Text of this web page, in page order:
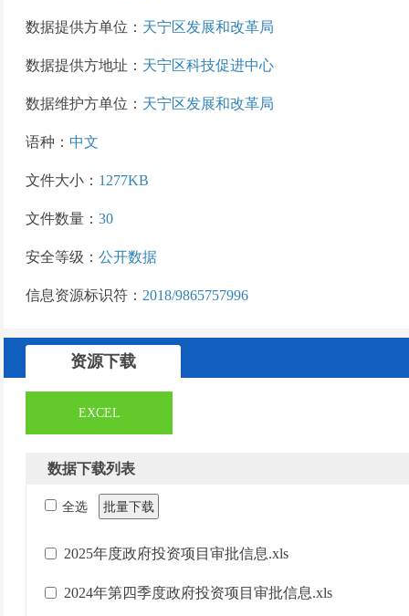
数据提供方单位： 天宁区发展和改革局
数据提供方地址： 天宁区科技促进中心
数据维护方单位： 天宁区发展和改革局
语种： 中文
文件大小： 1277KB
文件数量： 30
安全等级： 公开数据
信息资源标识符： 2018/9865757996
资源下载
EXCEL
数据下载列表
全选 批量下载
2025年度政府投资项目审批信息.xls
2024年第四季度政府投资项目审批信息.xls